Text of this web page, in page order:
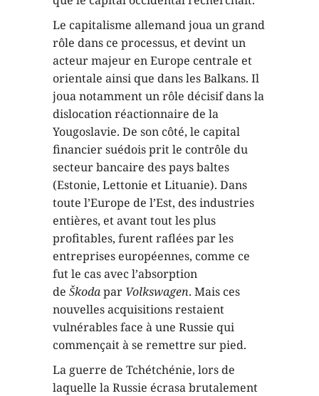
Le capitalisme allemand joua un grand
rôle dans ce processus, et devint un
acteur majeur en Europe centrale et
orientale ainsi que dans les Balkans. Il
joua notamment un rôle décisif dans la
dislocation réactionnaire de la
Yougoslavie. De son côté, le capital
financier suédois prit le contrôle du
secteur bancaire des pays baltes
(Estonie, Lettonie et Lituanie). Dans
toute l’Europe de l’Est, des industries
entières, et avant tout les plus
profitables, furent raflées par les
entreprises européennes, comme ce
fut le cas avec l’absorption
de Škodapar Volkswagen. Mais ces
nouvelles acquisitions restaient
vulnérables face à une Russie qui
commençait à se remettre sur pied.
La guerre de Tchétchénie, lors de
laquelle la Russie écrasa brutalement